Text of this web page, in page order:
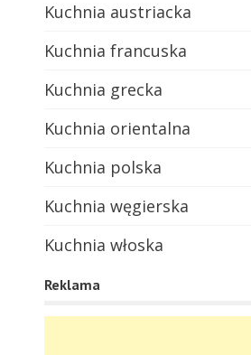
Kuchnia austriacka
Kuchnia francuska
Kuchnia grecka
Kuchnia orientalna
Kuchnia polska
Kuchnia węgierska
Kuchnia włoska
Reklama